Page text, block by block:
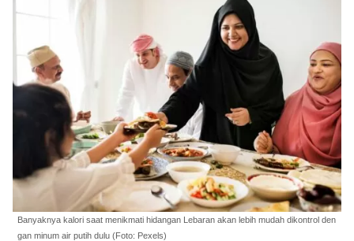
Banyaknya kalori saat menikmati hidangan Lebaran akan lebih mudah dikontrol den
gan minum air putih dulu (Foto: Pexels)